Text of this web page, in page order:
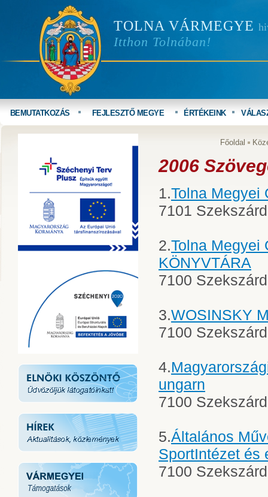
TOLNA VÁRMEGYE
Itthon Tolnában!
BEMUTATKOZÁS FEJLESZTŐ MEGYE ÉRTÉKEINK
Főoldal
2006
1.Tolna Megyei
7101
2.Tolna Megyei
KÖNYVTÁRA
7100
3.WOSINSKY
7100
4.
ungarn
7100
5.Általános
SportIntézet és
7100